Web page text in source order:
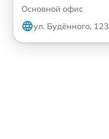
Основной офис
ул. Будённого, 123